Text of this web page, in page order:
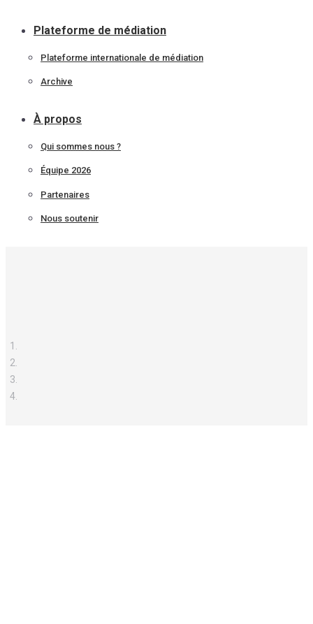
Plateforme de médiation
Plateforme internationale de médiation
Archive
À propos
Qui sommes nous ?
Équipe 2026
Partenaires
Nous soutenir